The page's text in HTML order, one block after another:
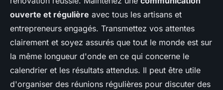
ouverte et régulière avec tous les artisans et
entrepreneurs engagés. Transmettez vos attentes
clairement et soyez assurés que tout le monde est sur
la même longueur d'onde en ce qui concerne le
calendrier et les résultats attendus. Il peut être utile
d'organiser des réunions régulières pour discuter des